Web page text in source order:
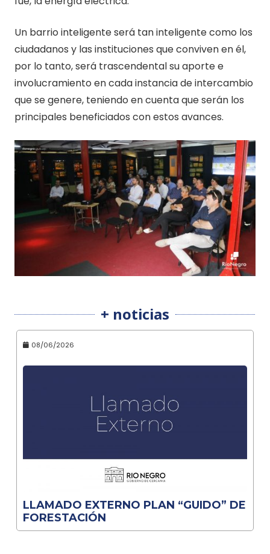
Un barrio inteligente será tan inteligente como los
ciudadanos y las instituciones que conviven en él,
por lo tanto, será trascendental su aporte e
involucramiento en cada instancia de intercambio
que se genere, teniendo en cuenta que serán los
principales beneficiados con estos avances.
+ noticias
08/06/2026
LLAMADO EXTERNO PLAN “GUIDO” DE
FORESTACIÓN